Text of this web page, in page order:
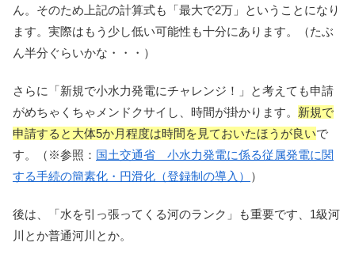
ん。そのため上記の計算式も「最大で2万」ということになり
ます。実際はもう少し低い可能性も十分にあります。（たぶ
ん半分ぐらいかな・・・）
さらに「新規で小水力発電にチャレンジ！」と考えても申請
がめちゃくちゃメンドクサイし、時間が掛かります。 新規で
申請すると大体5か月程度は時間を見ておいたほうが良いで
す。（※参照： 国土交通省 小水力発電に係る従属発電に関
する手続の簡素化・円滑化（登録制の導入）
）
後は、「水を引っ張ってくる河のランク」も重要です、1級河
川とか普通河川とか。